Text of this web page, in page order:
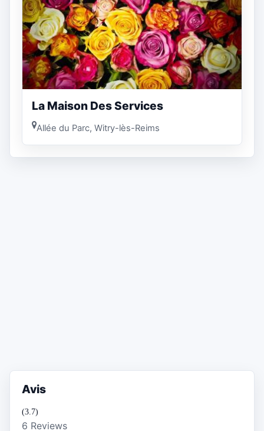
La Maison Des Services
Allée du Parc, Witry-lès-Reims
Avis
(3.7)
6 Reviews